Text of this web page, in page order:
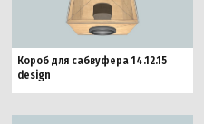
Короб для сабвуфера 14.12.15
design